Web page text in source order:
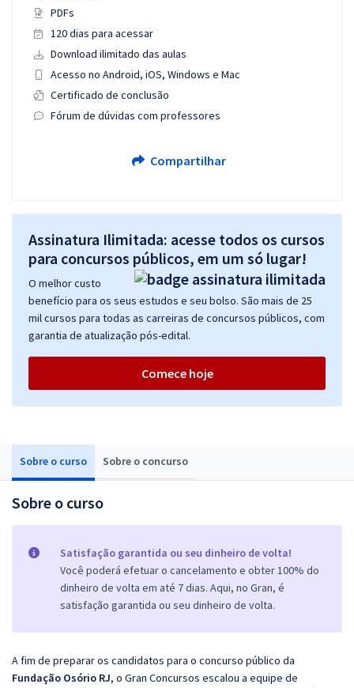
Sobre o curso Sobre o concurso
Sobre o curso
Satisfação garantida ou seu dinheiro de volta!
Você poderá efetuar o cancelamento e obter 100% do
dinheiro de volta em até 7 dias. Aqui, no Gran, é
satisfação garantida ou seu dinheiro de volta.
A fim de preparar os candidatos para o concurso público da
Fundação Osório RJ, o Gran Concursos escalou a equipe de
PDFs
120 dias para acessar
Download ilimitado das aulas
Acesso no Android, iOS, Windows e Mac
Certificado de conclusão
Fórum de dúvidas com professores
Compartilhar
Assinatura Ilimitada: acesse todos os cursos
para concursos públicos, em um só lugar!
O melhor custo
benefício para os seus estudos e seu bolso. São mais de 25
mil cursos para todas as carreiras de concursos públicos, com
garantia de atualização pós-edital.
Comece hoje